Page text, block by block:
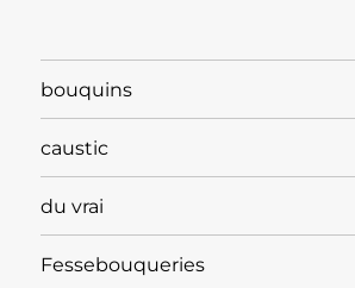
bouquins
caustic
du vrai
Fessebouqueries